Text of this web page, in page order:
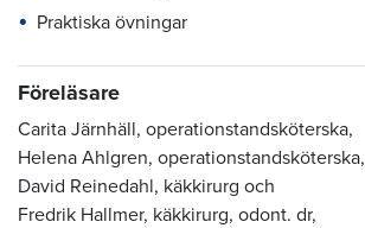
Praktiska övningar
Föreläsare
Carita Järnhäll, operationstandsköterska,
Helena Ahlgren, operationstandsköterska,
David Reinedahl, käkkirurg och
Fredrik Hallmer, käkkirurg, odont. dr,